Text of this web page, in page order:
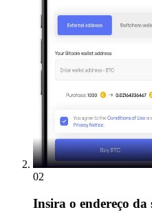
02
Insira o endereço